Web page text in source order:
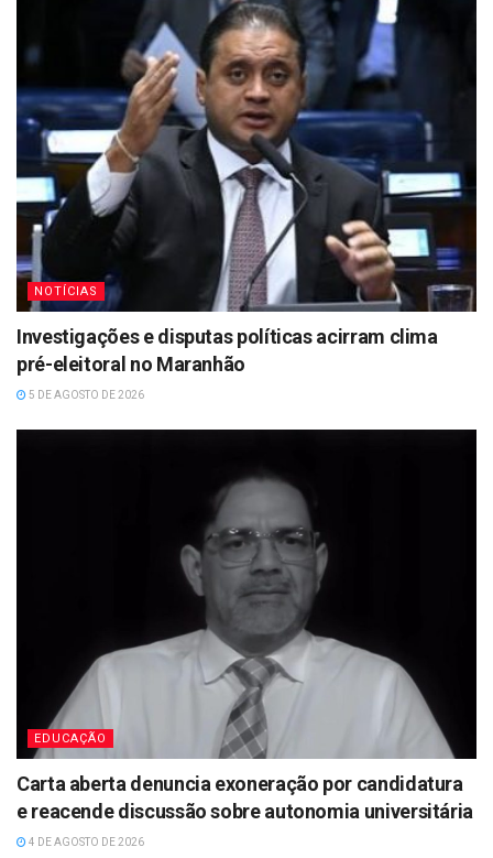
NOTÍCIAS
Investigações e disputas políticas acirram clima
pré-eleitoral no Maranhão
5 DE AGOSTO DE 2026
EDUCAÇÃO
Carta aberta denuncia exoneração por candidatura
e reacende discussão sobre autonomia universitária
4 DE AGOSTO DE 2026